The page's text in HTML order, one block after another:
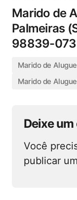
Marido de
Palmeiras
98839-
Marido de
Marido de
Deixe
Você
publicar